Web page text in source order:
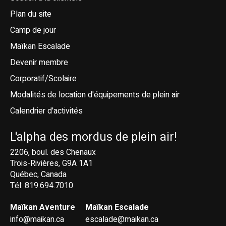
Plan du site
Camp de jour
Maïkan Escalade
Devenir membre
Corporatif/Scolaire
Modalités de location d'équipements de plein air
Calendrier d'activités
L'alpha des mordus de plein air!
2206, boul. des Chenaux
Trois-Rivières, G9A 1A1
Québec, Canada
Tél: 819.694.7010
Maïkan Aventure
info@maikan.ca
Maïkan Escalade
escalade@maikan.ca